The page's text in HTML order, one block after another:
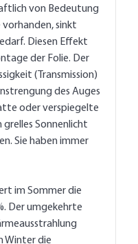
von Bedeutung
vorhanden, sinkt
Diesen Effekt
der Folie. Der
(Transmission)
des Auges
oder verspiegelte
grelles Sonnenlicht
Sie haben immer
im Sommer die
Der umgekehrte
Winter die